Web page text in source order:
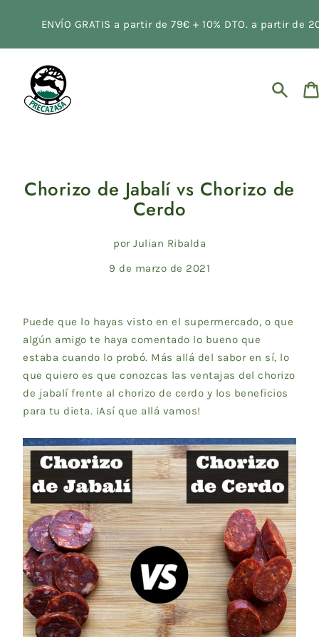
directamenteENVÍO GRATIS a partir de 79€ + 10% DTO. a partir de
Chorizo de Jabalí vs Chorizo de
Cerdo
por Julian Ribalda
9 de marzo de 2021
Puede que lo hayas visto en el supermercado, o que
algún amigo te haya comentado lo bueno que
estaba cuando lo probó. Más allá del sabor en sí, lo
que quiero es que conozcas las ventajas del chorizo
de jabalí frente al chorizo de cerdo y los beneficios
para tu dieta. ¡Así que allá vamos!